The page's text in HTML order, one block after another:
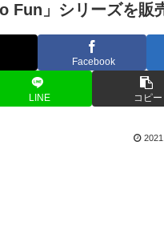
Fun」シリーズを販
Facebook
LINE コピー